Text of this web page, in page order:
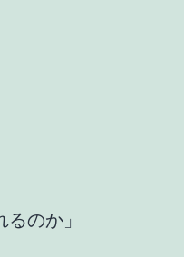
のか」